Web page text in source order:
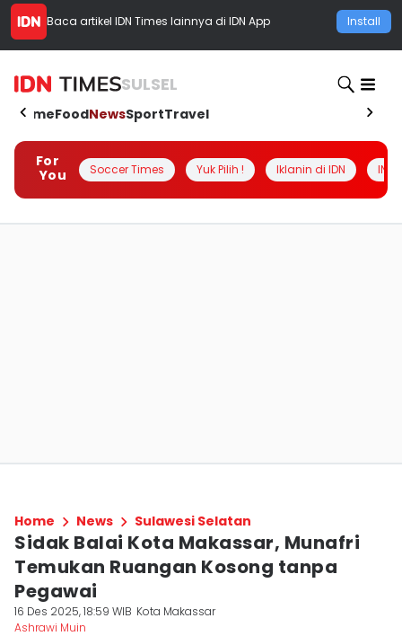
Baca artikel IDN Times lainnya di IDN App Install
SULSEL
HomeFoodNewsSportTravel
For
You
Soccer Times Yuk Pilih ! Iklanin di IDN
Home News Sulawesi Selatan
Sidak Balai Kota Makassar, Munafri
Temukan Ruangan Kosong tanpa
Pegawai
16 Des 2025, 18:59 WIB Kota Makassar
Ashrawi Muin